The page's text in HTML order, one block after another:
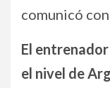
comunicó
El
el nivel de